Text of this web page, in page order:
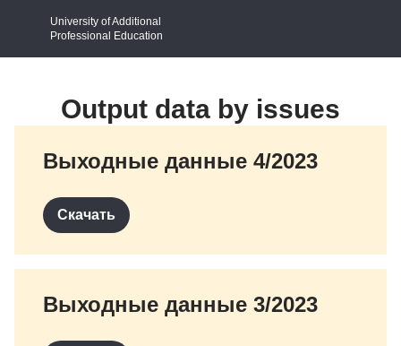
University of Additional
Professional Education
Output data by issues
Выходные данные 4/2023
Скачать
Выходные данные 3/2023